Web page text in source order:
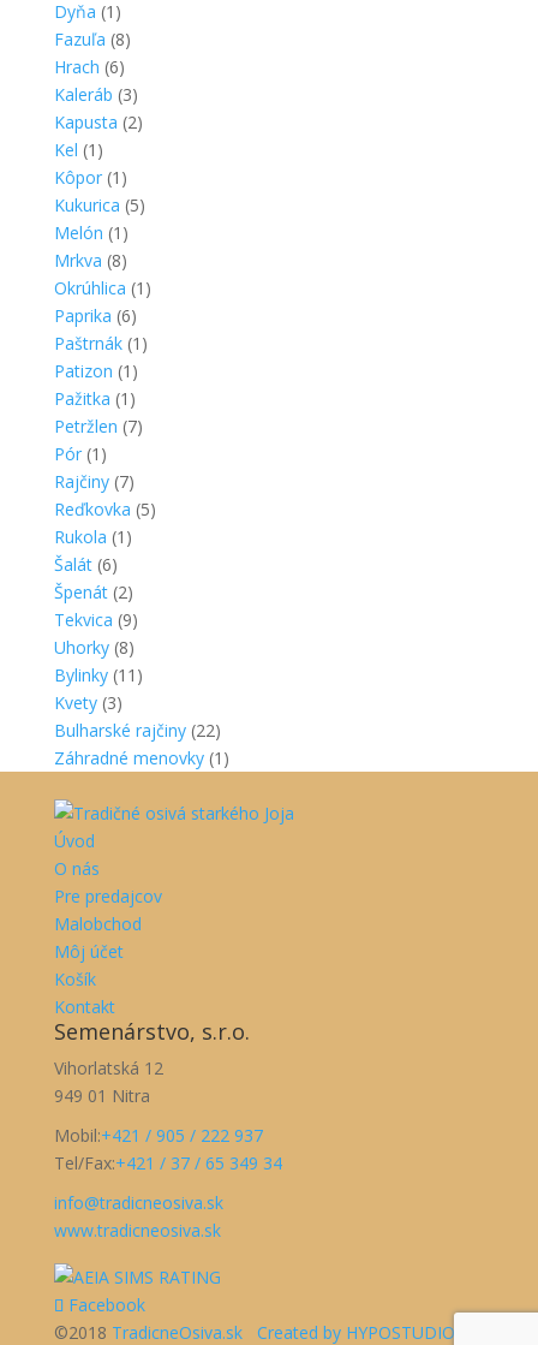
Dyňa (1)
Fazuľa (8)
Hrach (6)
Kaleráb (3)
Kapusta (2)
Kel (1)
Kôpor (1)
Kukurica (5)
Melón (1)
Mrkva (8)
Okrúhlica (1)
Paprika (6)
Paštrnák (1)
Patizon (1)
Pažitka (1)
Petržlen (7)
Pór (1)
Rajčiny (7)
Reďkovka (5)
Rukola (1)
Šalát (6)
Špenát (2)
Tekvica (9)
Uhorky (8)
Bylinky (11)
Kvety (3)
Bulharské rajčiny (22)
Záhradné menovky (1)
Úvod
O nás
Pre predajcov
Malobchod
Môj účet
Košík
Kontakt
Semenárstvo, s.r.o.
Vihorlatská 12
949 01 Nitra
Mobil:+421 / 905 / 222 937
Tel/Fax:+421 / 37 / 65 349 34
info@tradicneosiva.sk
www.tradicneosiva.sk
Facebook
©2018 TradicneOsiva.sk Created by HYPOSTUDIO